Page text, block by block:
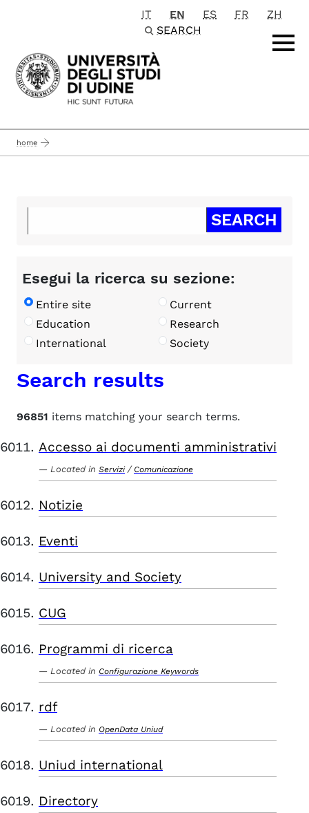
Passa al contenuto principale
IT EN ES FR
ZH
SEARCH
home
Esegui la ricerca su sezione:
Entire site
Current
Education
Research
International
Society
Search results
96851 items matching your search terms.
Accesso ai documenti amministrativi
Located in Servizi / Comunicazione
Notizie
Eventi
University and Society
CUG
Programmi di ricerca
Located in Configurazione Keywords
rdf
Located in OpenData Uniud
Uniud international
Directory